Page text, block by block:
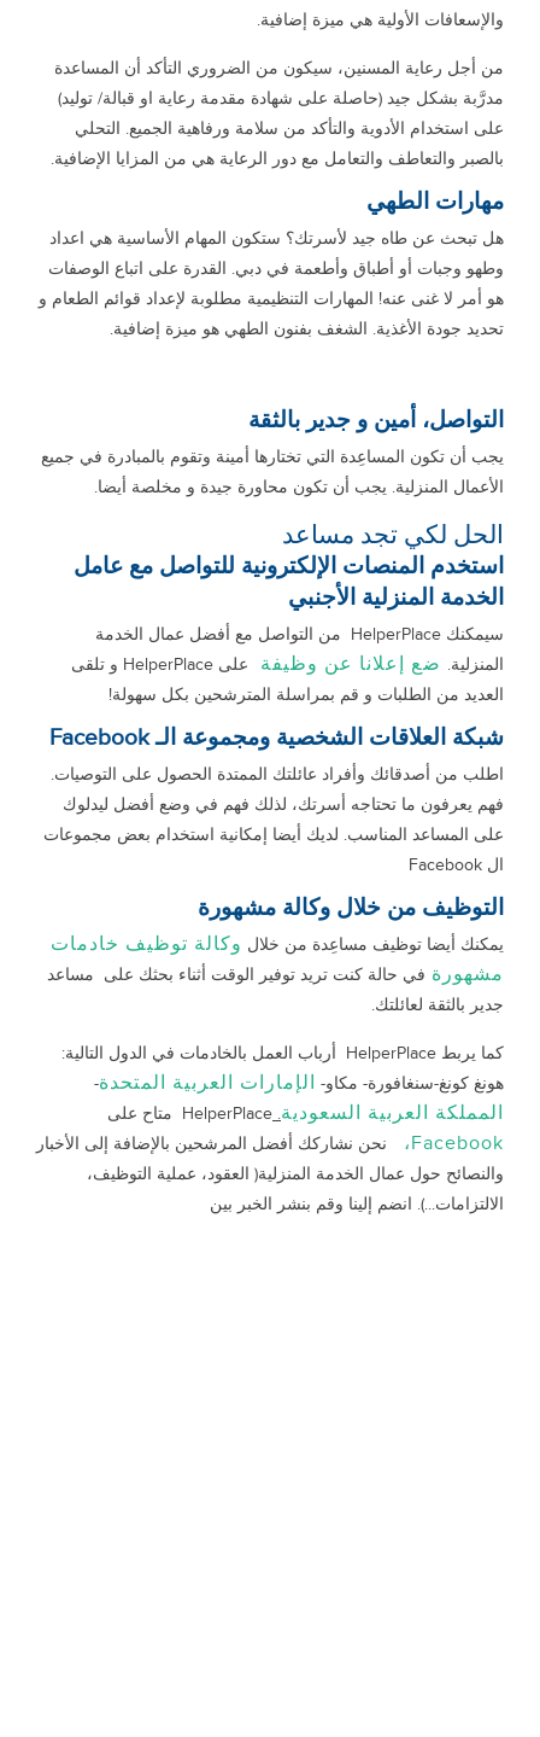
والإسعافات الأولية هي ميزة إضافية.
من أجل رعاية المسنين، سيكون من الضروري التأكد أن المساعدة
مدرَّبة بشكل جيد (حاصلة على شهادة مقدمة رعاية او قبالة/ توليد)
على استخدام الأدوية والتأكد من سلامة ورفاهية الجميع. التحلي
بالصبر والتعاطف والتعامل مع دور الرعاية هي من المزايا الإضافية.
مهارات الطهي
هل تبحث عن طاه جيد لأسرتك؟ ستكون المهام الأساسية هي اعداد
وطهو وجبات أو أطباق وأطعمة في دبي. القدرة على اتباع الوصفات
هو أمر لا غنى عنه! المهارات التنظيمية مطلوبة لإعداد قوائم الطعام و
تحديد جودة الأغذية. الشغف بفنون الطهي هو ميزة إضافية.
التواصل، أمين و جدير بالثقة
يجب أن تكون المساعِدة التي تختارها أمينة وتقوم بالمبادرة في جميع
الأعمال المنزلية. يجب أن تكون محاورة جيدة و مخلصة أيضا.
الحل لكي تجد مساعد
استخدم المنصات الإلكترونية للتواصل مع عامل
الخدمة المنزلية الأجنبي
سيمكنك HelperPlace من التواصل مع أفضل عمال الخدمة
المنزلية. ضع إعلانا عن وظيفة
على HelperPlace و تلقى
العديد من الطلبات و قم بمراسلة المترشحين بكل سهولة!
شبكة العلاقات الشخصية ومجموعة الـ Facebook
اطلب من أصدقائك وأفراد عائلتك الممتدة الحصول على التوصيات.
فهم يعرفون ما تحتاجه أسرتك، لذلك فهم في وضع أفضل ليدلوك
على المساعد المناسب. لديك أيضا إمكانية استخدام بعض مجموعات
ال Facebook
التوظيف من خلال وكالة مشهورة
يمكنك أيضا توظيف مساعِدة من خلال وكالة توظيف خادمات
مشهورة في حالة كنت تريد توفير الوقت أثناء بحثك على مساعد
جدير بالثقة لعائلتك.
كما يربط HelperPlace أرباب العمل بالخادمات في الدول التالية:
هونغ كونغ-سنغافورة- مكاو- الإمارات العربية المتحدة-
المملكة العربية السعودية. HelperPlace متاح على
Facebook،
نحن نشاركك أفضل المرشحين بالإضافة إلى الأخبار
والنصائح حول عمال الخدمة المنزلية( العقود، عملية التوظيف،
الالتزامات...). انضم إلينا وقم بنشر الخبر بين